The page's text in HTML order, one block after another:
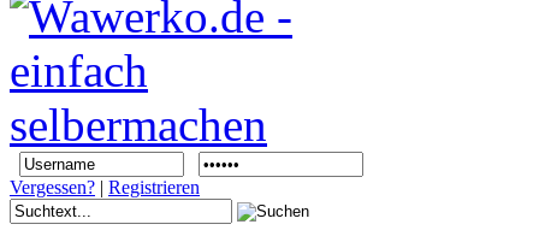
Vergessen? | Registrieren